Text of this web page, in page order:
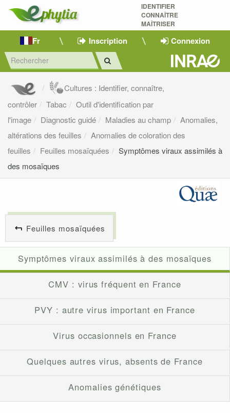
IDENTIFIER
CONNAÎTRE
MAÎTRISER
Fr Inscription Connexion
Cultures : Identifier, connaître,
contrôler
Tabac
Outil d'identification par
l'image
Diagnostic guidé Maladies au champ
Anomalies,
altérations des feuilles
Anomalies de coloration des
feuilles
Feuilles mosaïquées
Symptômes viraux assimilés à
des mosaïques
Feuilles mosaïquées
Symptômes viraux assimilés à des mosaïques
CMV : virus fréquent en France
PVY : autre virus important en France
Virus occasionnels en France
Quelques autres virus, absents de France
Anomalies génétiques